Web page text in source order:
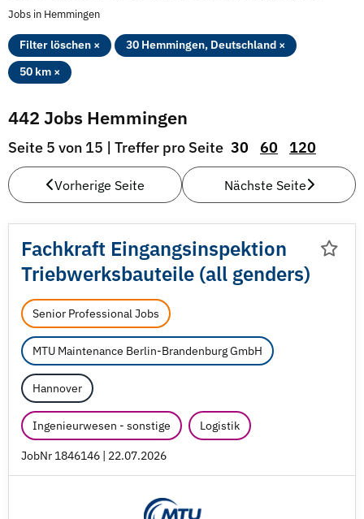
Jobs in Hemmingen
Filter löschen ×
30 Hemmingen, Deutschland ×
50 km ×
442 Jobs Hemmingen
Seite 5 von 15 | Treffer pro Seite 30 60 120
Vorherige Seite Nächste Seite
Fachkraft Eingangsinspektion
Triebwerksbauteile (all genders)
Senior Professional Jobs
MTU Maintenance Berlin-Brandenburg GmbH
Hannover
Ingenieurwesen - sonstige Logistik
JobNr 1846146 | 22.07.2026